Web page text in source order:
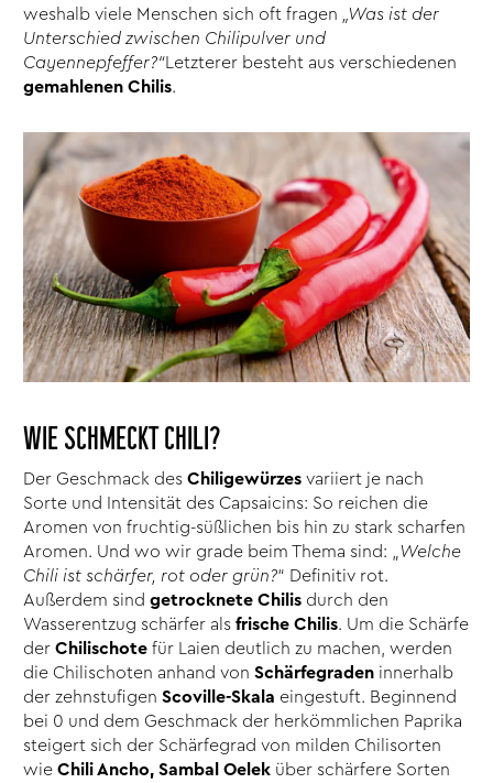
weshalb viele Menschen sich oft fragen
„Was ist der
Unterschied zwischen Chilipulver und
Cayennepfeffer?“ Letzterer besteht aus verschiedenen
gemahlenen Chilis.
WIE SCHMECKT CHILI?
Der Geschmack desChiligewürzes variiert je nach
Sorte und Intensität des Capsaicins: So reichen die
Aromen von fruchtig-süßlichen bis hin zu stark scharfen
Aromen. Und wo wir grade beim Thema sind: „Welche
Chili ist schärfer, rot oder grün?“ Definitiv rot.
Außerdem sindgetrocknete Chilis durch den
Wasserentzug schärfer alsfrische Chilis. Um die Schärfe
derChilischote für Laien deutlich zu machen, werden
die Chilischoten anhand vonSchärfegraden innerhalb
der zehnstufigenScoville-Skala eingestuft. Beginnend
bei 0 und dem Geschmack der herkömmlichen Paprika
steigert sich der Schärfegrad von milden Chilisorten
wieChili Ancho, Sambal Oelek über schärfere Sorten